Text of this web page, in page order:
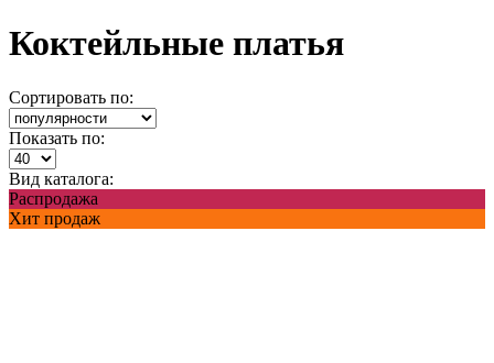
Коктейльные платья
Сортировать по:
Показать по:
Вид каталога:
Распродажа
Хит продаж